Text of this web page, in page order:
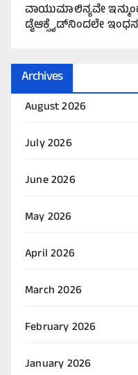
ವಾಯುಮಾಲಿನ್ಯವೇ
ಡೈಆಕ್ಸೈಡ್‌ನಿಂದಲೇ
Archives
August 2026
July 2026
June 2026
May 2026
April 2026
March 2026
February 2026
January 2026